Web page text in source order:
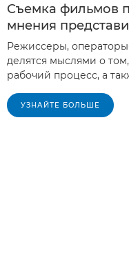
Съемка фильмов
мнения
Режиссеры,
делятся мыслями о
рабочий процесс, а
УЗНАЙТЕ БОЛЬШЕ